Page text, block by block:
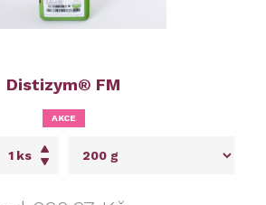
Distizym® FM
ks
AKCE